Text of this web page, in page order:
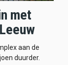
met
aan de
duurder.